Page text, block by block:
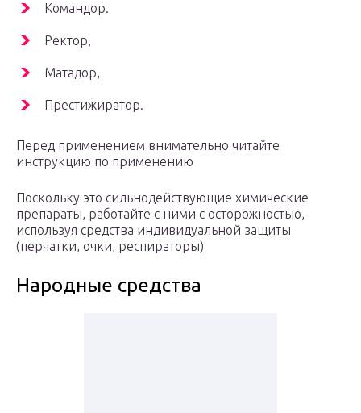
Командор.
Ректор,
Матадор,
Престижиратор.
Перед применением внимательно читайте
инструкцию по применению
Поскольку это сильнодействующие химические
препараты, работайте с ними с осторожностью,
используя средства индивидуальной защиты
(перчатки, очки, респираторы)
Народные средства